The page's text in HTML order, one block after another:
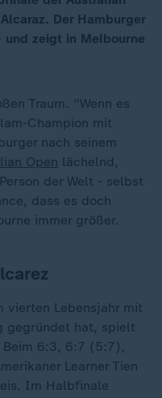
Der Hamburger
und zeigt in Melbourne
Traum. "Wenn es
Champion mit
nach seinem
Open lächelnd,
der Welt - selbst
dass es doch
immer größer.
vierten Lebensjahr mit
gegründet hat, spielt
Beim 6:3, 6:7 (5:7),
Learner Tien
Im Halbfinale